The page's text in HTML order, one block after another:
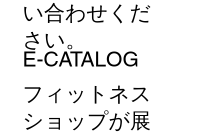
い合わせくだ
さい。
E-CATALOG
フィットネス
ショップが展